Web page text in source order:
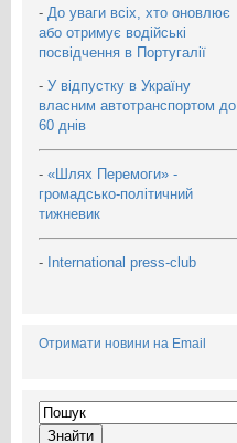
- До уваги всіх, хто оновлює
або отримує водійські
посвідчення в Португалії
- У відпустку в Україну
власним автотранспортом до
60 днів
- «Шлях Перемоги» -
громадсько-політичний
тижневик
- International press-club
Отримати новини на Email